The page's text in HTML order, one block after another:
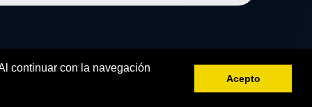
continuar con la navegación
Acepto